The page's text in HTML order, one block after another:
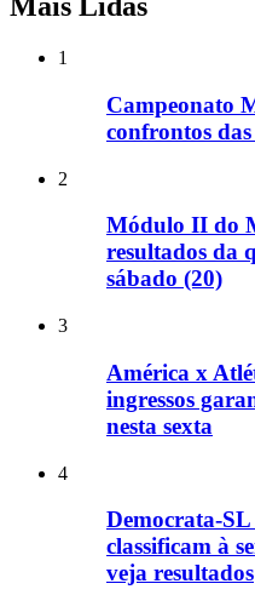
Mais Lidas
1
Campeonato
confrontos
2
Módulo II do
resultados da
sábado (20)
3
América x
ingressos
nesta sexta
4
Democrata-SL
classificam à
veja resultados